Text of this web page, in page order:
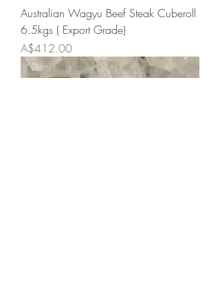
Australian Wagyu Beef Steak Cuberoll
6.5kgs ( Export Grade)
価格
A$412.00